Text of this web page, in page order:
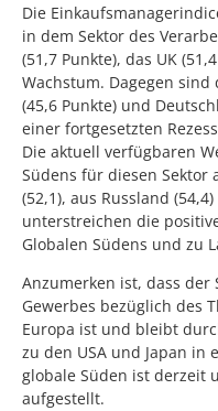
Die
in dem Sektor des
(51,7 Punkte), das UK
Wachstum. Dagegen
(45,6 Punkte) und
einer fortgesetzten
Die aktuell verfügbaren
Südens für diesen Sektor
(52,1), aus Russland
unterstreichen die
Globalen Südens und zu
Anzumerken ist, dass der
Gewerbes bezüglich des
Europa ist und bleibt
zu den USA und Japan
globale Süden ist derzeit
aufgestellt.